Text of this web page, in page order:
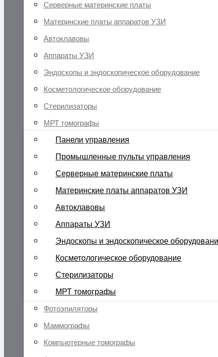
Серверные материнские платы
Материнские платы аппаратов УЗИ
Автоклавовы
Аппараты УЗИ
Эндоскопы и эндоскопическое оборудование
Косметологическое оборудование
Стерилизаторы
МРТ томографы
Панели управления
Промышленные пульты управления
Серверные материнские платы
Материнские платы аппаратов УЗИ
Автоклавовы
Аппараты УЗИ
Эндоскопы и эндоскопическое
Косметологическое оборудование
Стерилизаторы
МРТ томографы
Фотоэпиляторы
Маммографы
Компьютерные томографы